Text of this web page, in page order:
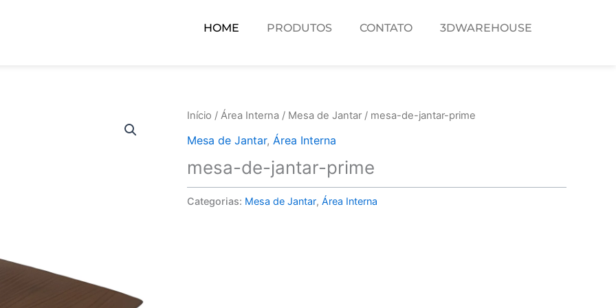
HOME PRODUTOS CONTATO 3DWAREHOUSE
Início / Área Interna / Mesa de Jantar / mesa-de-jantar-prime
Mesa de Jantar, Área Interna
mesa-de-jantar-prime
Categorias: Mesa de Jantar, Área Interna